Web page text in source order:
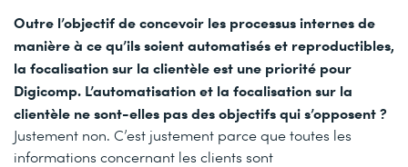
Outre l’objectif de concevoir les processus internes de
manière à ce qu’ils soient automatisés et reproductibles,
la focalisation sur la clientèle est une priorité pour
Digicomp. L’automatisation et la focalisation sur la
clientèle ne sont-elles pas des objectifs qui s’opposent ?
Justement non. C’est justement parce que toutes les
informations concernant les clients sont